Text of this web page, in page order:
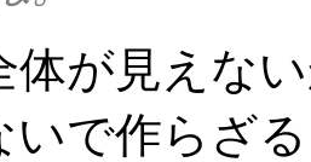
体が見えな
いで作らざ